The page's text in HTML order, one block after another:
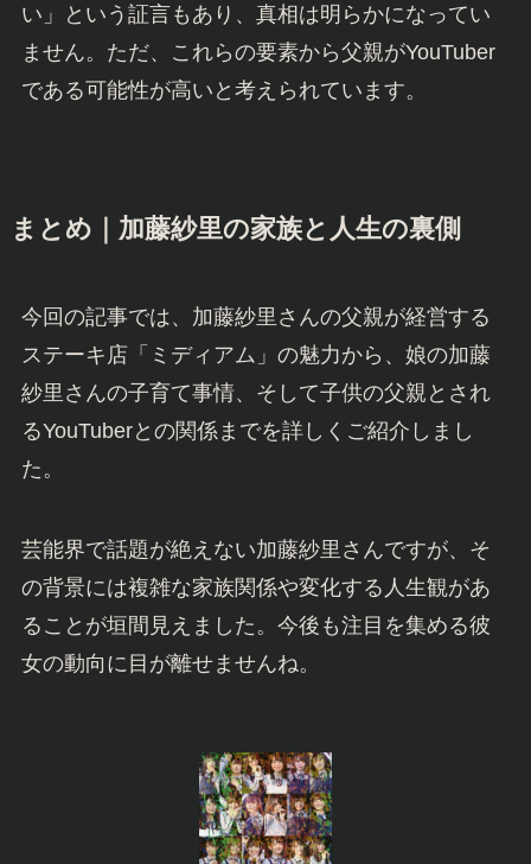
い」という証言もあり、真相は明らかになってい
ません。ただ、これらの要素から父親がYouTuber
である可能性が高いと考えられています。
まとめ｜加藤紗里の家族と人生の裏側
今回の記事では、加藤紗里さんの父親が経営する
ステーキ店「ミディアム」の魅力から、娘の加藤
紗里さんの子育て事情、そして子供の父親とされ
るYouTuberとの関係までを詳しくご紹介しまし
た。
芸能界で話題が絶えない加藤紗里さんですが、そ
の背景には複雑な家族関係や変化する人生観があ
ることが垣間見えました。今後も注目を集める彼
女の動向に目が離せませんね。